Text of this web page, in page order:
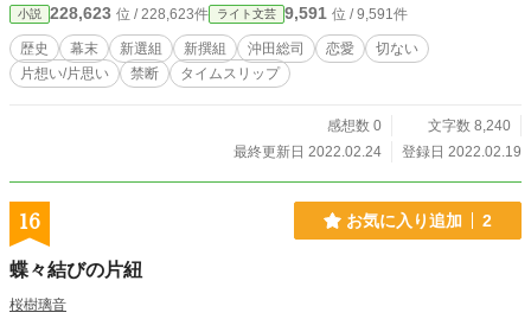
小説 228,623 位 / 228,623件 ライト文芸 9,591 位 / 9,591件
歴史 幕末 新選組 新撰組 沖田総司 恋愛
切ない
片想い/片思い
禁断 タイムスリップ
感想数 0
文字数 8,240
最終更新日 2022.02.24
登録日 2022.02.19
16 お気に入り追加 2
蝶々結びの片紐
桜樹璃音